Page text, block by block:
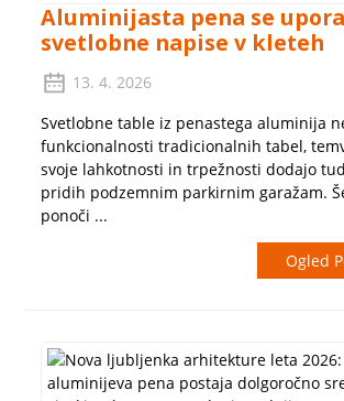
Aluminijasta pena se
svetlobne napise v kleteh
13. 4. 2026
Svetlobne table iz penastega aluminija
funkcionalnosti tradicionalnih tabel,
svoje lahkotnosti in trpežnosti dodajo
pridih podzemnim parkirnim garažam.
ponoči ...
Ogled